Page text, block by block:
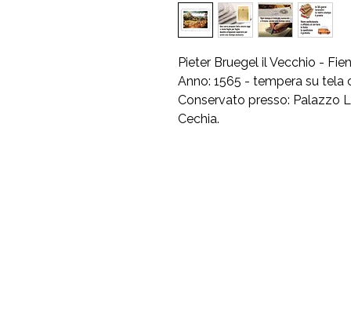
Pieter Bruegel il Vecchio -
Anno: 1565 - tempera su tela
Conservato presso: Palazzo
Cechia.